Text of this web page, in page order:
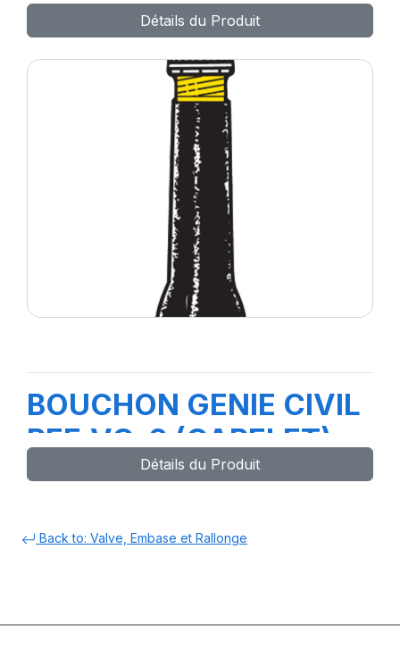
Détails du Produit
BOUCHON GENIE CIVIL
REF.VC-6 (CAPELET)
Détails du Produit
Back to: Valve, Embase et Rallonge